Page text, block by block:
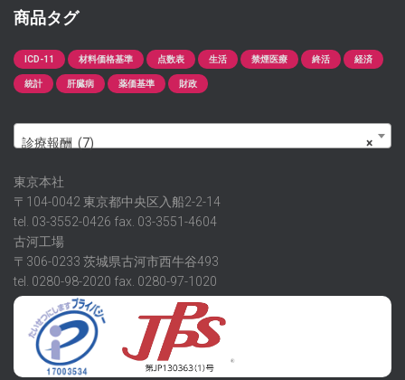
商品タグ
ICD-11 材料価格基準 点数表 生活 禁煙医療 終活 経済
統計 肝臓病 薬価基準 財政
×
診療報酬 (7)
東京本社
〒104-0042 東京都中央区入船2-2-14
tel. 03-3552-0426 fax. 03-3551-4604
古河工場
〒306-0233 茨城県古河市西牛谷493
tel. 0280-98-2020 fax. 0280-97-1020